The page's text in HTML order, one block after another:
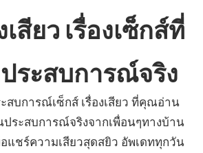
สียว เรื่องเซ็กส์ที่
ระสบการณ์จริง
ะสบการณ์เซ็กส์ เรื่องเสียว ที่คุณอ่าน
ประสบการณ์จริงจากเพื่อนๆทางบ้าน
แชร์ความเสียวสุดสยิว อัพเดททุกวัน